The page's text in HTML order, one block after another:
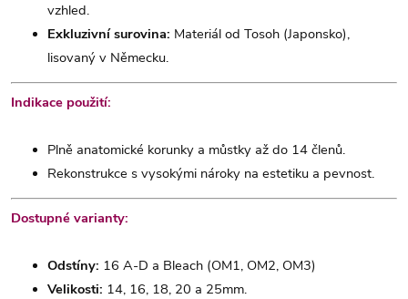
vzhled.
Exkluzivní surovina: Materiál od Tosoh (Japonsko),
lisovaný v Německu.
Indikace použití:
Plně anatomické korunky a můstky až do 14 členů.
Rekonstrukce s vysokými nároky na estetiku a pevnost.
Dostupné varianty:
Odstíny: 16 A-D a Bleach (OM1, OM2, OM3)
Velikosti: 14, 16, 18, 20 a 25mm.